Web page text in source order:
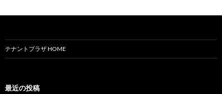
テナントプラザ HOME
最近の投稿